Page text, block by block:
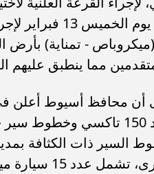
التاكسي
- تمناية) بأرض
مما ينطبق عليهم
أن محافظ أسيوط
السير ذات الكثافة